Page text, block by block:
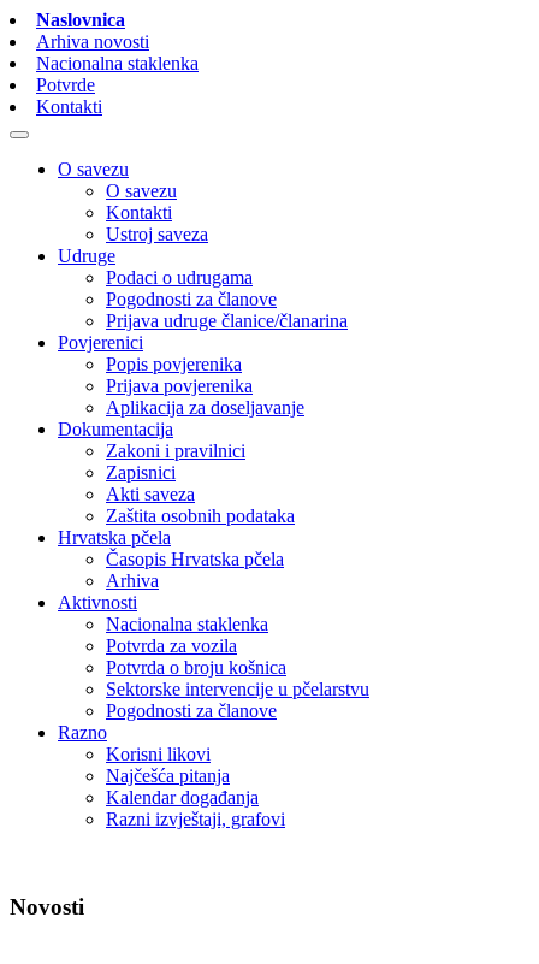
Naslovnica
Arhiva novosti
Nacionalna staklenka
Potvrde
Kontakti
O savezu
O savezu
Kontakti
Ustroj saveza
Udruge
Podaci o udrugama
Pogodnosti za članove
Prijava udruge članice/članarina
Povjerenici
Popis povjerenika
Prijava povjerenika
Aplikacija za doseljavanje
Dokumentacija
Zakoni i pravilnici
Zapisnici
Akti saveza
Zaštita osobnih podataka
Hrvatska pčela
Časopis Hrvatska pčela
Arhiva
Aktivnosti
Nacionalna staklenka
Potvrda za vozila
Potvrda o broju košnica
Sektorske intervencije u pčelarstvu
Pogodnosti za članove
Razno
Korisni likovi
Najčešća pitanja
Kalendar događanja
Razni izvještaji, grafovi
Novosti